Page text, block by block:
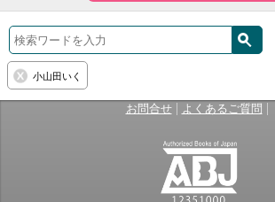
小山田いく
お問合せ| よくあるご質問 |